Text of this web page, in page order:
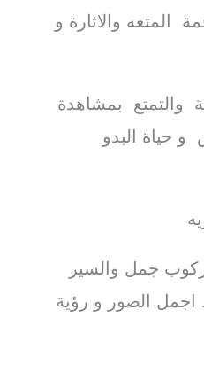
المتعه والاثارة و
والتمتع بمشاهدة
و حياة البدو
جمل والسير
اجمل الصور و رؤية